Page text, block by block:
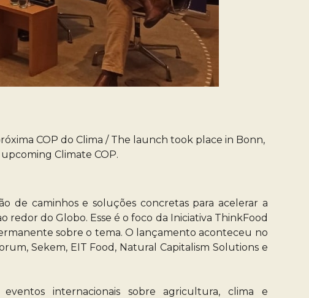
COP do Clima / The launch took place in Bonn,
Climate COP.
de caminhos e soluções concretas para acelerar a
redor do Globo. Esse é o foco da Iniciativa ThinkFood
sobre o tema. O lançamento aconteceu no
Sekem, EIT Food, Natural Capitalism Solutions e
internacionais sobre agricultura, clima e